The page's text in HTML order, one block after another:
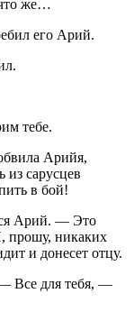
же…
его Арий.
тебе.
Арийя,
сарусцев
в бой!
Арий. — Это
прошу, никаких
и донесет отцу.
Все для тебя, —